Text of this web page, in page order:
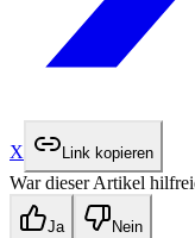
X Link kopieren
War dieser Artikel
Ja Nein